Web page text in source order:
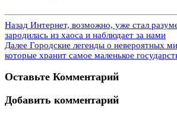
Назад Интернет, возможно, уже стал
зародилась из хаоса и наблюдает за нами
Далее Городские легенды о невероятных
которые хранит самое маленькое
Оставьте Комментарий
Добавить комментарий